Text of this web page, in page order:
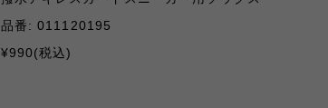
品番: 011120195
¥990(税込)